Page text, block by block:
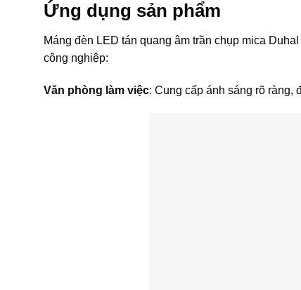
Ứng dụng sản phẩm
Máng đèn LED tán quang âm trần chụp mica
công nghiệp:
Văn phòng làm việc: Cung cấp ánh sáng rõ ràng,